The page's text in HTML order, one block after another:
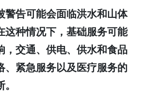
警告可能会面临洪水和山体
这种情况下，基础服务可能
，交通、供电、供水和食品
、紧急服务以及医疗服务的